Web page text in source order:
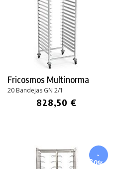
Fricosmos Multinorma
20 Bandejas GN 2/1
828,50 €
-
20%